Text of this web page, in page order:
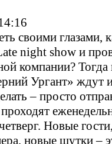
своими глазами,
night show и
компании? Тогда
Ургант» ждут
– просто
Новые
новые шутки –